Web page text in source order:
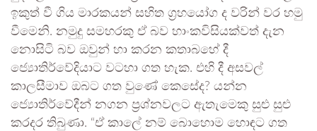
ඉකුත් වී ගිය මාරකයන් සහිත ග්‍රහයෝග ද වරින් වර හමු
වීමෙනි. නමුදු සමහරකු ඒ බව හාංකවිසියක්වත් දැන
නොසිටි බව ඔවුන් හා කරන කතාබහේ දී
ජ්‍යොතිර්වේදියාට වටහා ගත හැක. එහි දී අසවල්
කාලසීමාව ඔබට ගත වුණේ කෙසේද? යන්න
ජ්‍යොතිර්වේදීන් නගන ප්‍රශ්නවලට ඇතැමෙකු සුළු සුළු
කරදර තිබුණා. “ඒ කාලේ නම් බොහොම හොඳට ගත